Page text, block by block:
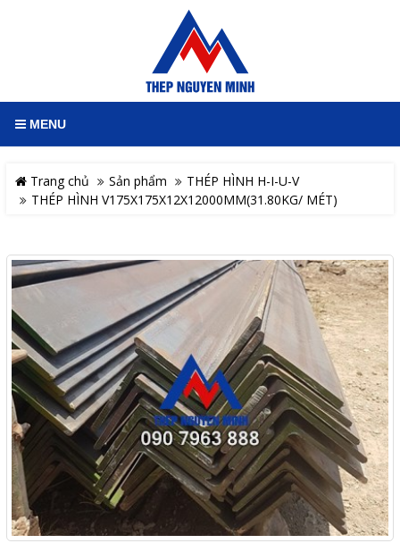
MENU
Trang chủ Sản phẩm
THÉP HÌNH H-I-U-V
THÉP HÌNH V175X175X12X12000MM(31.80KG/ MÉT)